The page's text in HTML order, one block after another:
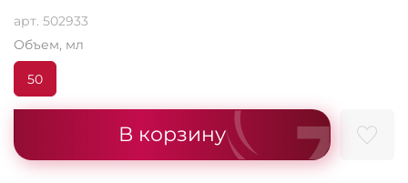
арт. 502933
В корзину
Объем, мл
50